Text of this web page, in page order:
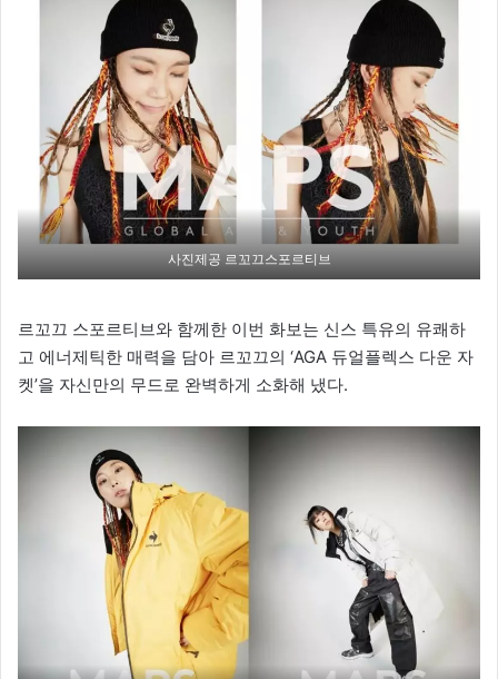
사진제공 르꼬끄스포르티브
르꼬끄 스포르티브와 함께한 이번 화보는 신스 특유의 유쾌하
고 에너제틱한 매력을 담아 르꼬끄의 ‘AGA 듀얼플렉스 다운 자
켓’을 자신만의 무드로 완벽하게 소화해 냈다.